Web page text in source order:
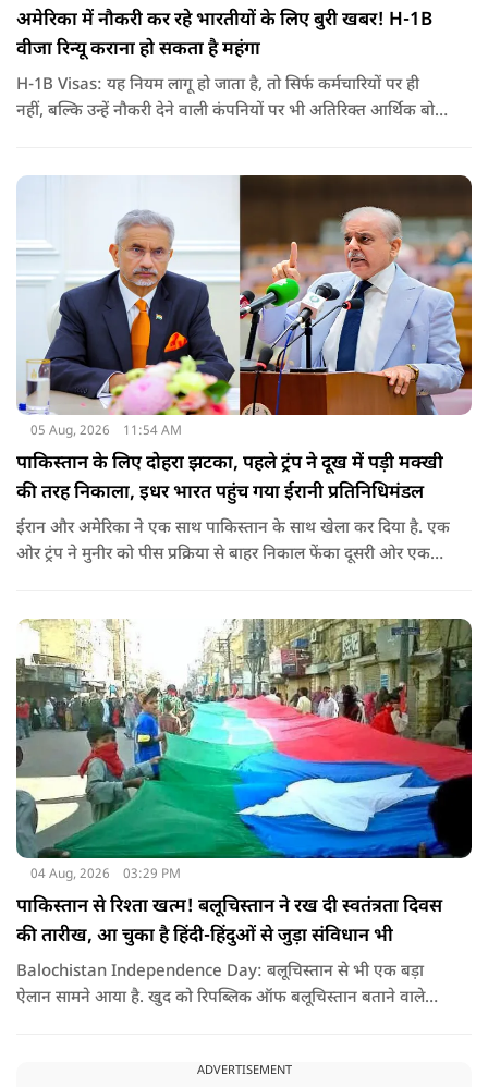
अमेरिका में नौकरी कर रहे भारतीयों के लिए बुरी खबर! H-1B
वीजा रिन्यू कराना हो सकता है महंगा
H-1B Visas: यह नियम लागू हो जाता है, तो सिर्फ कर्मचारियों पर ही
नहीं, बल्कि उन्हें नौकरी देने वाली कंपनियों पर भी अतिरिक्त आर्थिक बोझ
वीजा का समय-समय पर नवीनीकरण कराते हैं.
05 Aug, 2026 11:54 AM
पाकिस्तान के लिए दोहरा झटका, पहले ट्रंप ने दूख में पड़ी मक्खी
की तरह निकाला, इधर भारत पहुंच गया ईरानी प्रतिनिधिमंडल
ईरान और अमेरिका ने एक साथ पाकिस्तान के साथ खेला कर दिया है. एक
ओर ट्रंप ने मुनीर को पीस प्रक्रिया से बाहर निकाल फेंका दूसरी ओर एक
04 Aug, 2026 03:29 PM
पाकिस्तान से रिश्ता खत्म! बलूचिस्तान ने रख दी स्वतंत्रता दिवस
की तारीख, आ चुका है हिंदी-हिंदुओं से जुड़ा संविधान भी
Balochistan Independence Day: बलूचिस्तान से भी एक बड़ा
ऐलान सामने आया है. खुद को रिपब्लिक ऑफ बलूचिस्तान बताने वाले
ADVERTISEMENT